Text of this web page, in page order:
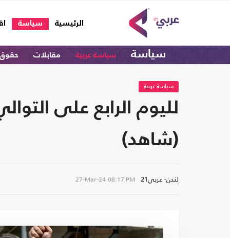
الرئيسية
(current) سياسة
سياسة سياسة عربية مقابلات حقوق
سياسة عربية
لليوم الرابع على
(شاهد)
لندن- عربي21 27-Mar-24 08:17 PM